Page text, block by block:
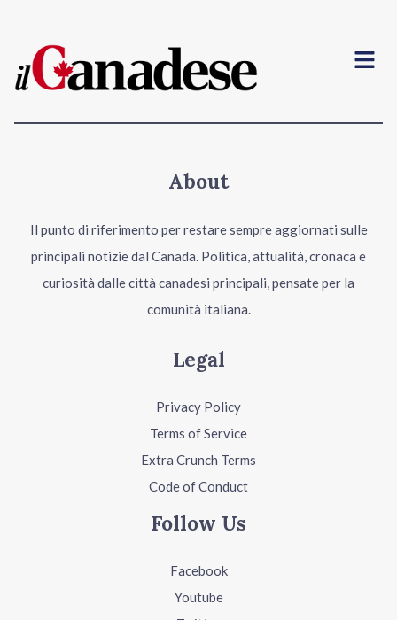
Menu
About
Il punto di riferimento per restare sempre aggiornati sulle
principali notizie dal Canada. Politica, attualità, cronaca e
curiosità dalle città canadesi principali, pensate per la
comunità italiana.
Legal
Privacy Policy
Terms of Service
Extra Crunch Terms
Code of Conduct
Follow Us
Facebook
Youtube